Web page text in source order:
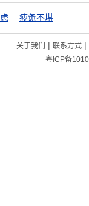
疲惫不堪
关于我们 | 联系方式|
粤ICP备